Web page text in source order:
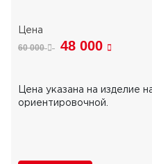
60 000 48 000
Цена указана на изделие
ориентировочной.